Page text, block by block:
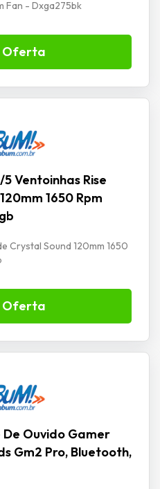
Fan - Dxga275bk
Oferta
Ventoinhas Rise
1650 Rpm
Crystal Sound 120mm 1650
Oferta
Ouvido Gamer
Gm2 Pro, Bluetooth,